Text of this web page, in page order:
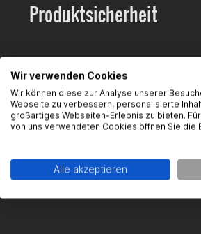
Produktsicherheit
Wir verwenden Cookies
Wir können diese zur Analyse unserer
Webseite zu verbessern, personalisierte
großartiges Webseiten-Erlebnis zu bieten.
von uns verwendeten Cookies öffnen Sie die
Alle akzeptieren